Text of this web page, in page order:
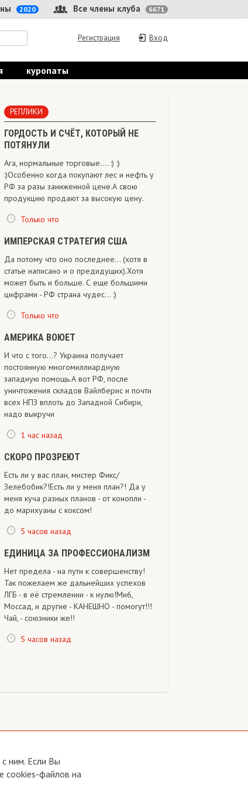
Все члены клуба 6671
2020
Вход
Регистрация
куропаты
РЕПЛИКИ
ГОРДОСТЬ И СЧЁТ, КОТОРЫЙ НЕ
ПОТЯНУЛИ
Ага, нормальные торговые.... :) :)
:)Особенно когда покупают лес и нефть у
РФ за разы заниженной цене.А свою
продукцию продают за высокую цену.
Только что
ИМПЕРСКАЯ СТРАТЕГИЯ США
Да потому что оно последнее... (хотя в
статье написано и о предидущих).Хотя
может быть и больше. С еще большими
цифрами - РФ страна чудес... :)
Только что
АМЕРИКА ВОЮЕТ
И что с того...? Украина получает
постоянную многомиллиардную
западную помощь.А вот РФ, после
уничтожения складов Вайлберис и почти
всех НПЗ вплоть до Западной Сибири,
надо выкручи
1 час назад
СКОРО ПРОЗРЕЮТ
Есть ли у вас план, мистер Фикс/
Зелебобик?!Есть ли у меня план?! Да у
меня куча разных планов - от конопли -
до марихуаны с коксом!
5 часов назад
ЕДИНИЦА ЗА ПРОФЕССИОНАЛИЗМ
Нет предела - на пути к совершенству!
Так пожелаем же дальнейших успехов
ЛГБ - в её стремлении - к нулю!Ми6,
Моссад, и другие - КАНЕШНО - помогут!!!
Чай, - союзники же!!
5 часов назад
ним. Если Вы
cookies-файлов на